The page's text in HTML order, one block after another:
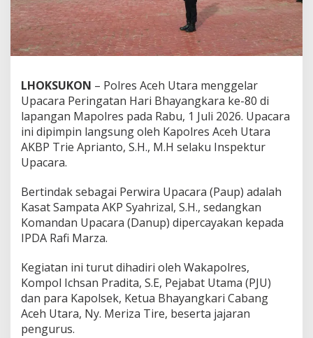
r
i
a
n
t
p
i
m
p
i
n
c
a
r
a
r
i
n
a
LHOKSUKON – Polres Aceh Utara menggelar
Upacara Peringatan Hari Bhayangkara ke-80 di
lapangan Mapolres pada Rabu, 1 Juli 2026. Upacara
ini dipimpin langsung oleh Kapolres Aceh Utara
AKBP Trie Aprianto, S.H., M.H selaku Inspektur
Upacara.
Bertindak sebagai Perwira Upacara (Paup) adalah
Kasat Sampata AKP Syahrizal, S.H., sedangkan
Komandan Upacara (Danup) dipercayakan kepada
IPDA Rafi Marza.
Kegiatan ini turut dihadiri oleh Wakapolres,
Kompol Ichsan Pradita, S.E, Pejabat Utama (PJU)
dan para Kapolsek, Ketua Bhayangkari Cabang
Aceh Utara, Ny. Meriza Tire, beserta jajaran
pengurus.